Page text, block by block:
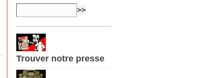
Trouver notre presse